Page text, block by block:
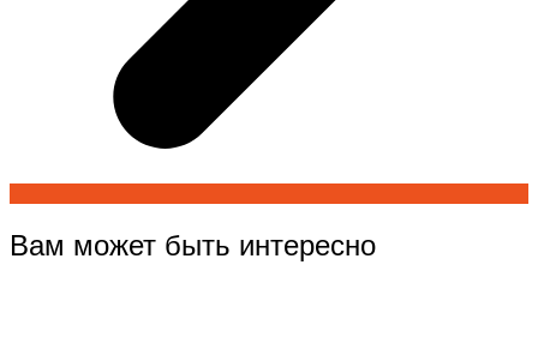
Вам может быть интересно